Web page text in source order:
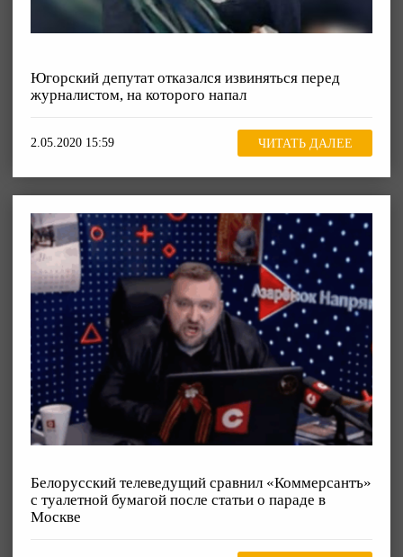
Югорский депутат отказался извиняться перед
журналистом, на которого напал
2.05.2020 15:59 ЧИТАТЬ ДАЛЕЕ
Белорусский телеведущий сравнил «Коммерсантъ»
с туалетной бумагой после статьи о параде в
Москве